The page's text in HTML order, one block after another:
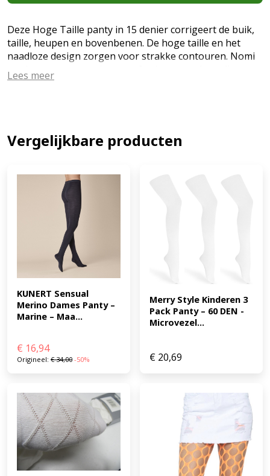
Deze Hoge Taille panty in 15 denier corrigeert de buik,
taille, heupen en bovenbenen. De hoge taille en het
naadloze design zorgen voor strakke contouren. Nomi
raadt u aan om uw eigen confectiemaat te bestellen.
Kenmerken Corrigeert de buik, heupen en billen 15
Elastane (EAN: 8718546448362)
Lees meer
Vergelijkbare producten
KUNERT Sensual
Merino Dames Panty –
Marine – Maa...
€ 16,94
Origineel: €34,00 -50%
Merry Style Kinderen 3
Pack Panty – 60 DEN -
Microvezel...
€ 20,69